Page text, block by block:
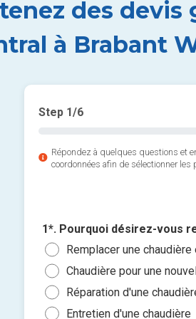
des devis
à Brabant
Step 1/6
Répondez à quelques questions et
coordonnées afin de sélectionner
1*. Pourquoi désirez-vous
Remplacer une
Chaudière pour une
Réparation d'une
Entretien d'une chaudière